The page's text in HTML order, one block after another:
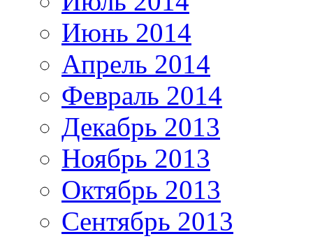
Июнь 2014
Апрель 2014
Февраль 2014
Декабрь 2013
Ноябрь 2013
Октябрь 2013
Сентябрь 2013